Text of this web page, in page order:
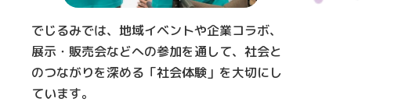
でじるみでは、地域イベントや企業コラボ、
展示・販売会などへの参加を通して、社会と
のつながりを深める「社会体験」を大切にし
ています。